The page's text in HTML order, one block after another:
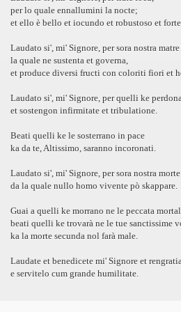
per lo quale ennallumini la nocte;
et ello è bello et iocundo et robustoso et
Laudato si', mi' Signore, per sora nostra matre
la quale ne sustenta et governa,
et produce diversi fructi con coloriti fiori et
Laudato si', mi' Signore, per quelli ke
et sostengon infirmitate et tribulatione.
Beati quelli ke le sosterrano in pace
ka da te, Altissimo, saranno incoronati.
Laudato si', mi' Signore, per sora nostra
da la quale nullo homo vivente pò skappare.
Guai a quelli ke morrano ne le peccata
beati quelli ke trovarà ne le tue sanctissime
ka la morte secunda nol farà male.
Laudate et benedicete mi' Signore et
e servitelo cum grande humilitate.